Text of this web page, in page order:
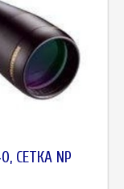
СЕТКА NP